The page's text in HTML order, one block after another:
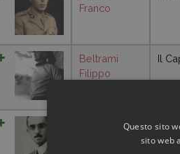
Franco
Beltrami
Filippo
Il
Bertett LuigiQuesto sito
sito web